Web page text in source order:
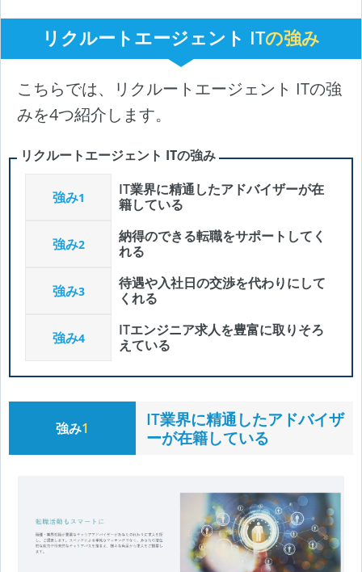
リクルートエージェント ITの強み
こちらでは、リクルートエージェント ITの強
みを4つ紹介します。
リクルートエージェント ITの強み
強み1
IT業界に精通したアドバイザーが在
籍している
強み2
納得のできる転職をサポートしてく
れる
強み3
待遇や入社日の交渉を代わりにして
くれる
強み4
ITエンジニア求人を豊富に取りそろ
えている
強み1
IT業界に精通したアドバイザ
ーが在籍している